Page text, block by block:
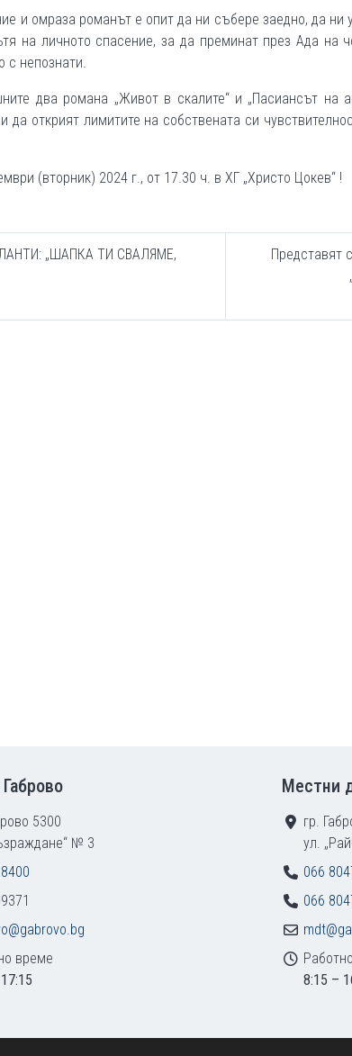
и омраза романът е опит да ни събере заедно, да
на личното спасение, за да преминат през Ада на
с непознати.
два романа „Живот в скалите“ и „Пасиансът на
да открият лимитите на собствената си
(вторник) 2024 г., от 17.30 ч. в ХГ „Христо Цокев“ !
„ШАПКА ТИ СВАЛЯМЕ,
Представят
5300
№ 3
време
Местни
гр.
ул.
066
066
8:15 –